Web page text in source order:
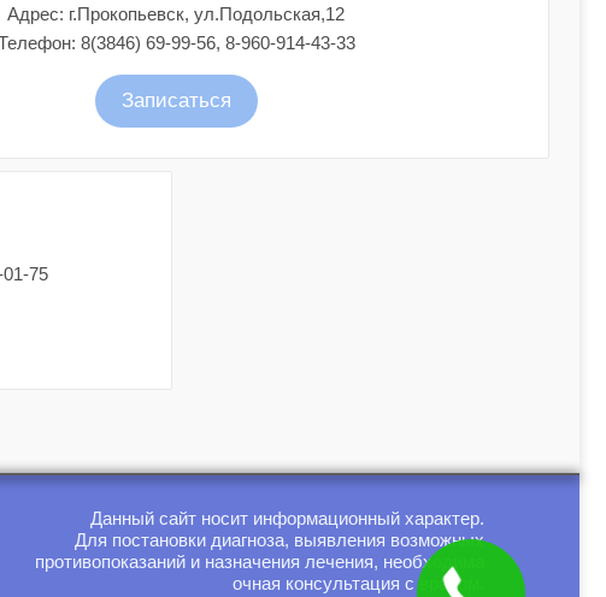
Адрес: г.Прокопьевск, ул.Подольская,12
8(3846) 69-99-56, 8-960-914-43-33
Записаться
75
Данный сайт носит информационный характер.
Для постановки диагноза, выявления возможных
противопоказаний и назначения лечения, необходима
очная консультация с врачом.